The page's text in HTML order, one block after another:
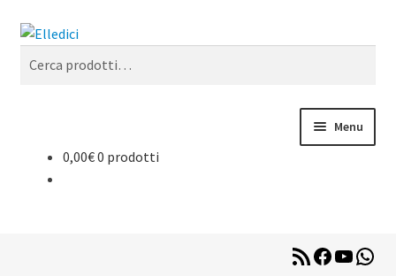
Vai
navigazione
Vai
contenuto
Cerca
Menu
Libreria Online
0,00€0 prodotti
RSS Facebook